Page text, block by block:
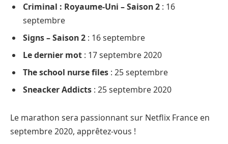
Criminal : Royaume-Uni – Saison 2 : 16
septembre
Signs – Saison 2 : 16 septembre
Le dernier mot : 17 septembre 2020
The school nurse files : 25 septembre
Sneacker Addicts : 25 septembre 2020
Le marathon sera passionnant sur Netflix France en
septembre 2020, apprêtez-vous !